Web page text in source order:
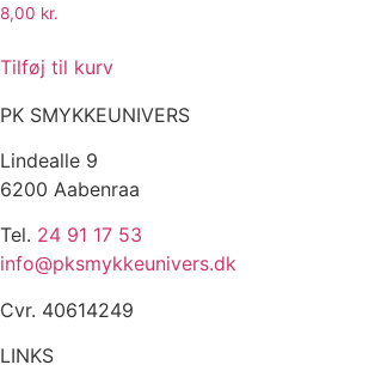
8,00 kr.
Tilføj til kurv
PK SMYKKEUNIVERS
Lindealle 9
6200 Aabenraa
Tel. 24 91 17 53
info@pksmykkeunivers.dk
Cvr. 40614249
LINKS